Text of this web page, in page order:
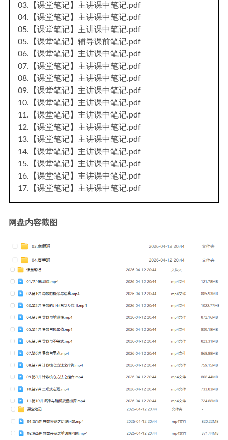
03.【课堂笔记】主讲课中笔记.pdf
04.【课堂笔记】主讲课中笔记.pdf
05.【课堂笔记】主讲课中笔记.pdf
05.【课堂笔记】辅导课前笔记.pdf
06.【课堂笔记】主讲课中笔记.pdf
07.【课堂笔记】主讲课中笔记.pdf
08.【课堂笔记】主讲课中笔记.pdf
09.【课堂笔记】主讲课中笔记.pdf
10.【课堂笔记】主讲课中笔记.pdf
11.【课堂笔记】主讲课中笔记.pdf
12.【课堂笔记】主讲课中笔记.pdf
13.【课堂笔记】主讲课中笔记.pdf
14.【课堂笔记】主讲课中笔记.pdf
15.【课堂笔记】主讲课中笔记.pdf
16.【课堂笔记】主讲课中笔记.pdf
17.【课堂笔记】主讲课中笔记.pdf
网盘内容截图